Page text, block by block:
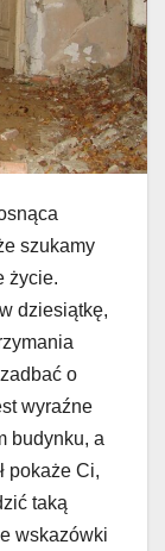
szukamy
życie.
dziesiątkę,
o
wyraźne
budynku, a
pokaże Ci,
taką
wskazówki